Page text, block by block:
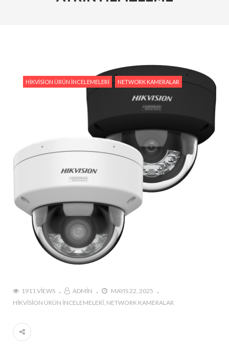
#Hikvision AI Teknolojileri ile Güvenlikte Yeni
#Yapay Zeka Destekli Kamera Sistemlerinin
#Hikvision Akıllı Video İzleme: Özellikler ve
Avantajlar
HIKVISION ÜRÜN İNCELEMELERI NETWORK KAMERALAR
1911 VIEWS ADMIN
MAYIS 22, 2025
HIKVISION ÜRÜN İNCELEMELERI NETWORK KAMERALAR